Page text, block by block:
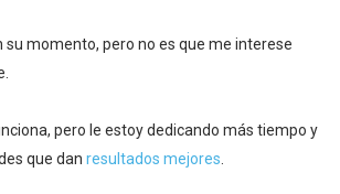
su momento, pero no es que me interese
pero le estoy dedicando más tiempo y
que dan resultados mejores.